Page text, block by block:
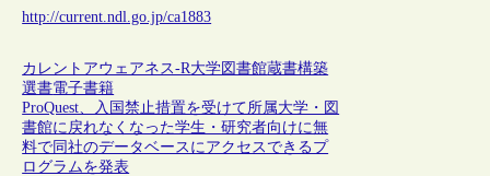
http://current.ndl.go.jp/ca1883
カレントアウェアネス-R大学図書館蔵書構築
選書電子書籍
ProQuest、入国禁止措置を受けて所属大学・図
書館に戻れなくなった学生・研究者向けに無
料で同社のデータベースにアクセスできるプ
ログラムを発表